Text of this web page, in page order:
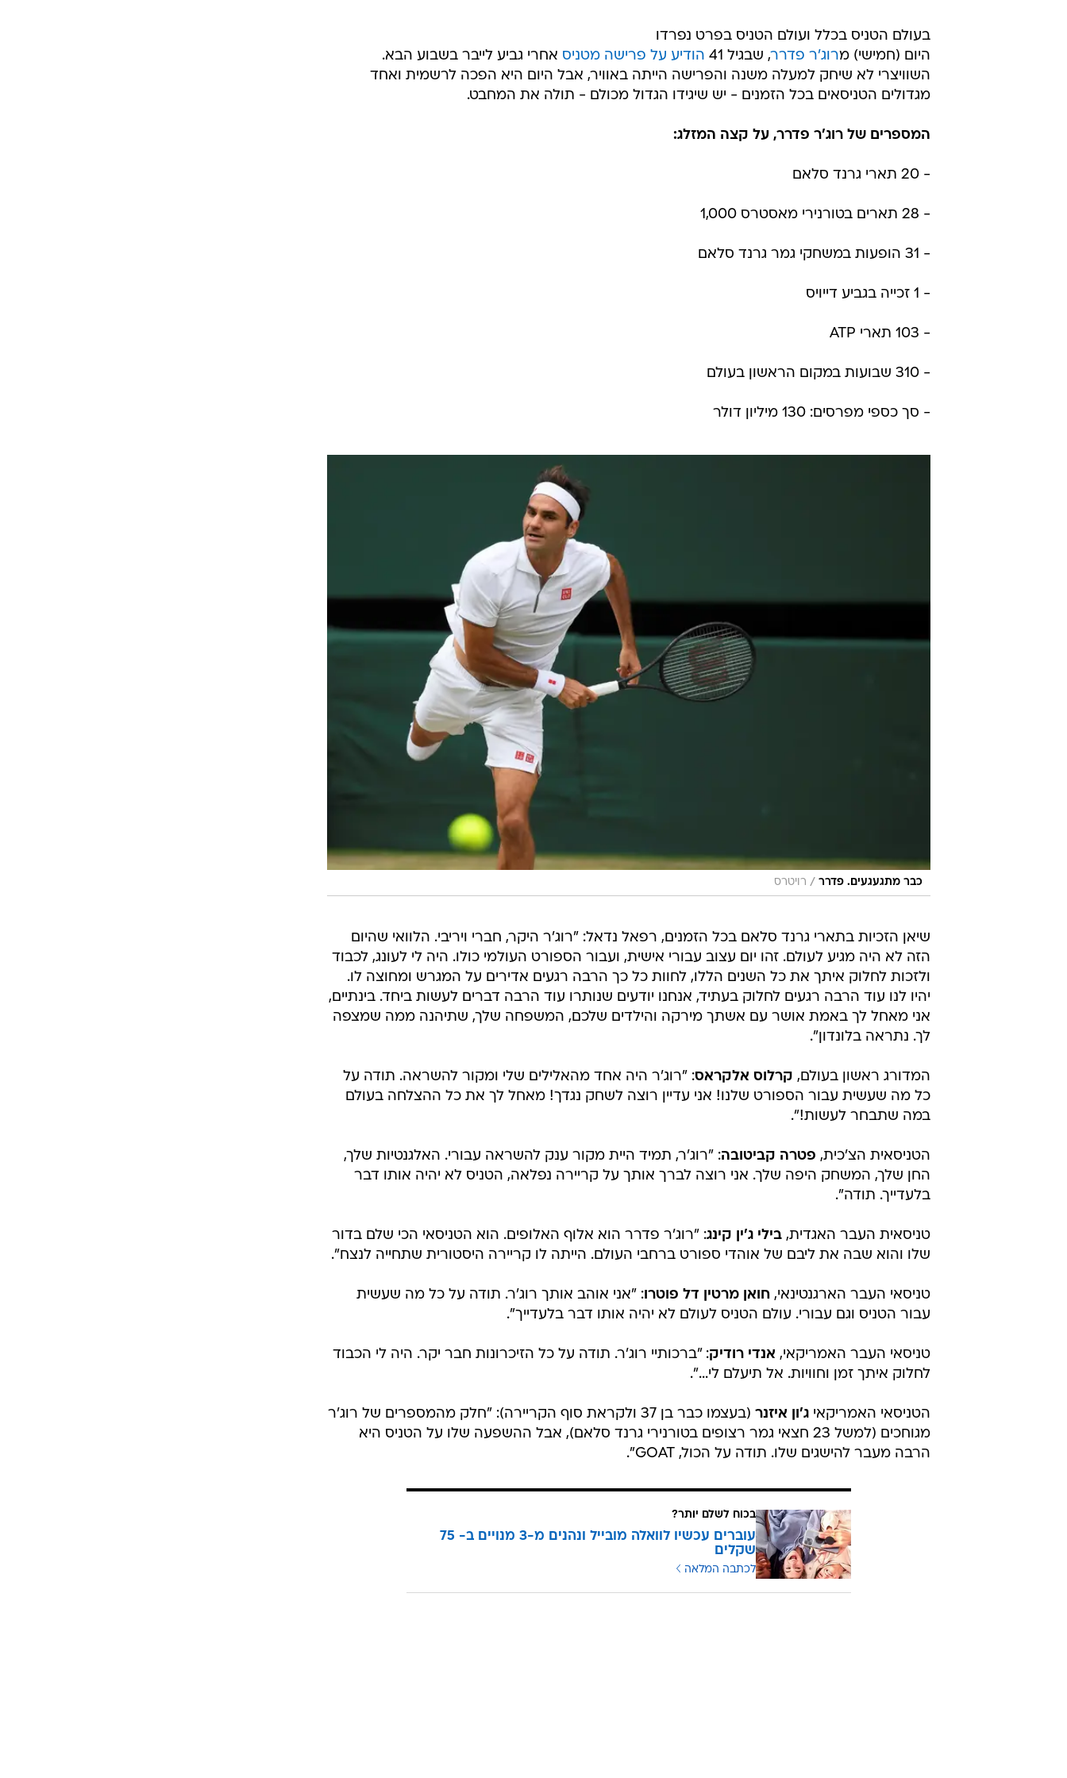
בעולם הטניס בכלל ועולם הטניס בפרט נפרדו
היום (חמישי) מרוג'ר פדרר, שבגיל 41 הודיע על פרישה מטניס אחרי גביע לייבר בשבוע הבא.
השוויצרי לא שיחק למעלה משנה והפרישה הייתה באוויר, אבל היום היא הפכה לרשמית ואחד
מגדולים הטניסאים בכל הזמנים - יש שיגידו הגדול מכולם - תולה את המחבט.
המספרים של רוג'ר פדרר, על קצה המזלג:
- 20 תארי גרנד סלאם
- 28 תארים בטורנירי מאסטרס 1,000
- 31 הופעות במשחקי גמר גרנד סלאם
- 1 זכייה בגביע דייויס
- 103 תארי ATP
- 310 שבועות במקום הראשון בעולם
- סך כספי מפרסים: 130 מיליון דולר
כבר מתגעגעים. פדרר / רויטרס
שיאן הזכיות בתארי גרנד סלאם בכל הזמנים, רפאל נדאל: "רוג'ר היקר, חברי ויריבי. הלוואי שהיום
הזה לא היה מגיע לעולם. זהו יום עצוב עבורי אישית, ועבור הספורט העולמי כולו. היה לי לעונג, לכבוד
ולזכות לחלוק איתך את כל השנים הללו, לחוות כל כך הרבה רגעים אדירים על המגרש ומחוצה לו.
יהיו לנו עוד הרבה רגעים לחלוק בעתיד, אנחנו יודעים שנותרו עוד הרבה דברים לעשות ביחד. בינתיים,
אני מאחל לך באמת אושר עם אשתך מירקה והילדים שלכם, המשפחה שלך, שתיהנה ממה שמצפה
לך. נתראה בלונדון".
המדורג ראשון בעולם, קרלוס אלקראס: "רוג'ר היה אחד מהאלילים שלי ומקור להשראה. תודה על
כל מה שעשית עבור הספורט שלנו! אני עדיין רוצה לשחק נגדך! מאחל לך את כל ההצלחה בעולם
במה שתבחר לעשות!".
הטניסאית הצ'כית, פטרה קביטובה: "רוג'ר, תמיד היית מקור ענק להשראה עבורי. האלגנטיות שלך,
החן שלך, המשחק היפה שלך. אני רוצה לברך אותך על קריירה נפלאה, הטניס לא יהיה אותו דבר
בלעדייך. תודה".
טניסאית העבר האגדית, בילי ג'ין קינג: "רוג'ר פדרר הוא אלוף האלופים. הוא הטניסאי הכי שלם בדור
שלו והוא שבה את ליבם של אוהדי ספורט ברחבי העולם. הייתה לו קריירה היסטורית שתחייה לנצח".
טניסאי העבר הארגנטינאי, חואן מרטין דל פוטרו: "אני אוהב אותך רוג'ר. תודה על כל מה שעשית
עבור הטניס וגם עבורי. עולם הטניס לעולם לא יהיה אותו דבר בלעדייך".
טניסאי העבר האמריקאי, אנדי רודיק: "ברכותיי רוג'ר. תודה על כל הזיכרונות חבר יקר. היה לי הכבוד
לחלוק איתך זמן וחוויות. אל תיעלם לי...".
הטניסאי האמריקאי ג'ון איזנר
(בעצמו כבר בן 37 ולקראת סוף הקריירה): "חלק מהמספרים של רוג'ר
מגוחכים (למשל 23 חצאי גמר רצופים בטורנירי גרנד סלאם), אבל ההשפעה שלו על הטניס היא
הרבה מעבר להישגים שלו. תודה על הכול, GOAT".
בכוח לשלם יותר?
עוברים עכשיו לוואלה מובייל ונהנים מ-3 מנויים ב- 75
שקלים
לכתבה המלאה